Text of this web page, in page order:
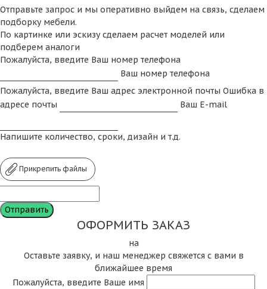
Отправьте запрос и мы оперативно выйдем на связь, сделаем
подборку мебели.
По картинке или эскизу сделаем расчет моделей или
подберем аналоги
Пожалуйста, введите Ваш номер телефона
Ваш номер телефона
Пожалуйста, введите Ваш адрес электронной почты Ошибка в
адресе почты
Ваш E-mail
Напишите количество, сроки, дизайн и т.д.
Прикрепить файлы
ОФОРМИТЬ ЗАКАЗ
на
Оставьте заявку, и наш менеджер свяжется с вами в
ближайшее время
Пожалуйста, введите Ваше имя